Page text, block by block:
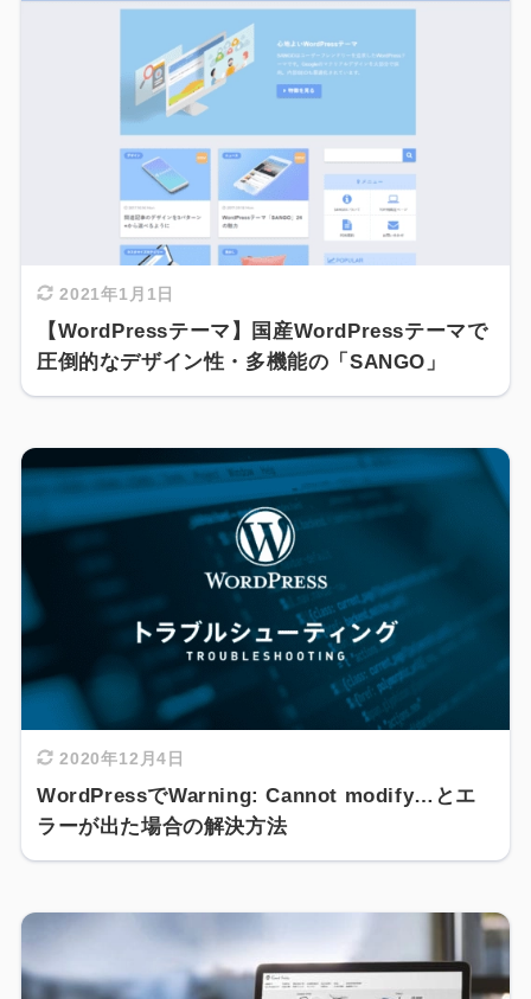
2021年1月1日
【WordPressテーマ】国産WordPressテーマで
圧倒的なデザイン性・多機能の「SANGO」
2020年12月4日
WordPressでWarning: Cannot modify…とエ
ラーが出た場合の解決方法